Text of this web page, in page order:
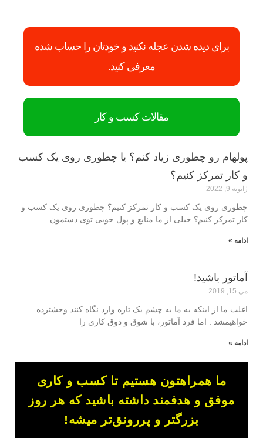
برای دیده شدن عجله نکنید و خودتان را حساب شده
معرفی کنید.
مقالات کسب و کار
پولهام رو چطوری زیاد کنم؟ یا چطوری روی یک کسب
و کار تمرکز کنیم؟
ژانویه 9, 2022
چطوری روی یک کسب و کار تمرکز کنیم؟ چطوری روی یک کسب و
کار تمرکز کنیم؟ خیلی از ما منابع و پول خوبی توی دستمون
ادامه »
آماتور باشید!
می 15, 2019
اغلب ما از اینکه به ما به چشم یک تازه وارد نگاه کنند وحشت‎زده
خواهیم‎شد . اما فرد آماتور، با شوق و ذوق کاری را
ادامه »
ما همراهتون هستیم تا کسب و کاری
موفق و هدفمند داشته باشید که هر روز
بزرگتر و پررونق‌تر میشه!